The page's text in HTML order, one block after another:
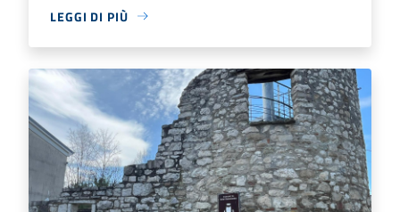
LEGGI DI PIÙ